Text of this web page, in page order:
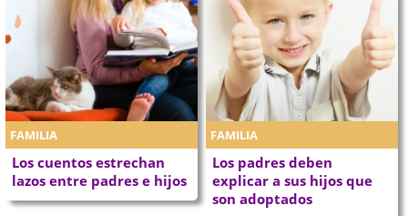
FAMILIA
Los cuentos estrechan
lazos entre padres e hijos
FAMILIA
Los padres deben
explicar a sus hijos que
son adoptados